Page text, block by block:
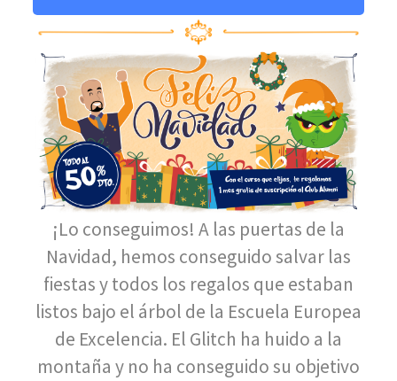
¡Lo conseguimos! A las puertas de la
Navidad, hemos conseguido salvar las
fiestas y todos los regalos que estaban
listos bajo el árbol de la Escuela Europea
de Excelencia. El Glitch ha huido a la
montaña y no ha conseguido su objetivo